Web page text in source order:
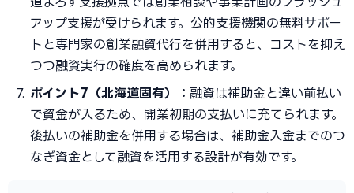
アップ支援が受けられます。公的支援機関の無料サポー
トと専門家の創業融資代行を併用すると、コストを抑え
つつ融資実行の確度を高められます。
ポイント7（北海道固有）： 融資は補助金と違い前払い
で資金が入るため、開業初期の支払いに充てられます。
後払いの補助金を併用する場合は、補助金入金までのつ
なぎ資金として融資を活用する設計が有効です。